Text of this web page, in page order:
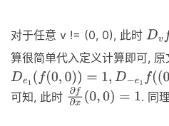
对于任意 v != (0, 0), 此时 Dvf(
算很简单代入定义计算即可,
De1 (f(0,0) )=1 D− e1 f((0,0 ))= −1
可知, 此时 ∂f∂x(0 ,0) =1 . 同理